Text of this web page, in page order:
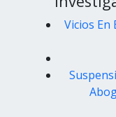
Vicios En